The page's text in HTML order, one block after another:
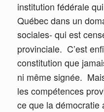
institution fédérale
Québec dans un
sociales- qui est
provinciale. C’est
constitution que
ni même signée.
les compétences
ce que la démocratie